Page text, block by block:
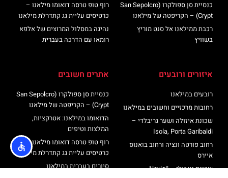
כנסיית סן ספולקרו (San Sepolcro
Crypt) – הקריפטה של מילאנו
רכבת ממילאנו אל סנט מוריץ
בשוויץ
רוף טופ טרסה דואומו מילאנו –
כרטיסים עליית גג קתדרלת מילאנו
נהיגה במסלול המרוצים של אלפא
רומאו עם הדרכה בעברית
איזורים ורובעים
רובעים במילאנו
רחובות מרכזיים וחשובים במילאנו
שכונת איזולה ושער גריבלדי –
Isola, Porta Garibaldi
רחוב פורטה ונציה ורחוב בואנוס
איירס
שכונת נאבילי – Navigli
אתרים חשובים
כנסיית סן ספולקרו (San Sepolcro
Crypt) – הקריפטה של מילאנו
הדואומו במילאנו: אטרקציות,
המלצות וטיפים
רוף טופ טרסה דואומו מילאנו –
כרטיסים עליית גג קתדרלת מילאנו
סיורים בעברית במילאנו